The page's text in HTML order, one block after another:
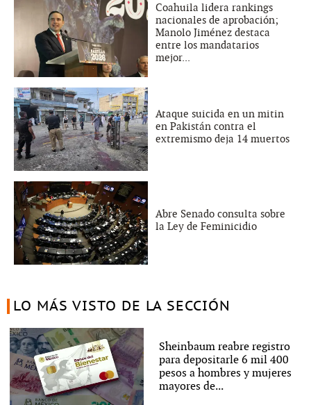
Coahuila lidera rankings
nacionales de aprobación;
Manolo Jiménez destaca
entre los mandatarios
mejor...
Ataque suicida en un mitin
en Pakistán contra el
extremismo deja 14 muertos
Abre Senado consulta sobre
la Ley de Feminicidio
LO MÁS VISTO DE LA SECCIÓN
Sheinbaum reabre registro
para depositarle 6 mil 400
pesos a hombres y mujeres
mayores de...